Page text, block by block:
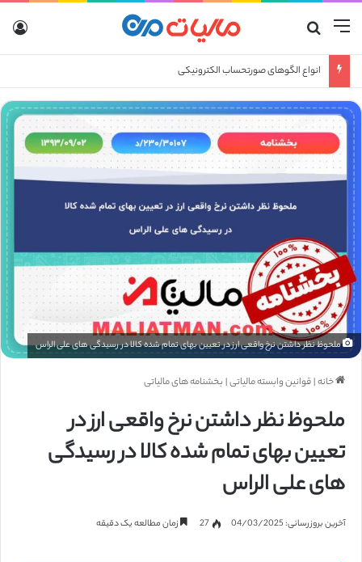
منو
انواع الگوهای صورتحساب الکترونیکی
ملحوظ نظر داشتن نرخ واقعی ارز در تعیین بهای تمام شده کالا در رسیدگی های علی الراس
خانه|قوانین وابسته مالیاتی| بخشنامه های مالیاتی
ملحوظ نظر داشتن نرخ واقعی ارز در
تعیین بهای تمام شده کالا در رسیدگی
های علی الراس
آخرین بروزرسانی: 04/03/2025 27 زمان مطالعه یک دقیقه